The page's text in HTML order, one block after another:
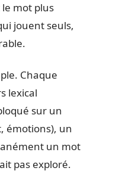
mot plus
jouent seuls,
Chaque
lexical
sur un
émotions), un
un mot
pas exploré.